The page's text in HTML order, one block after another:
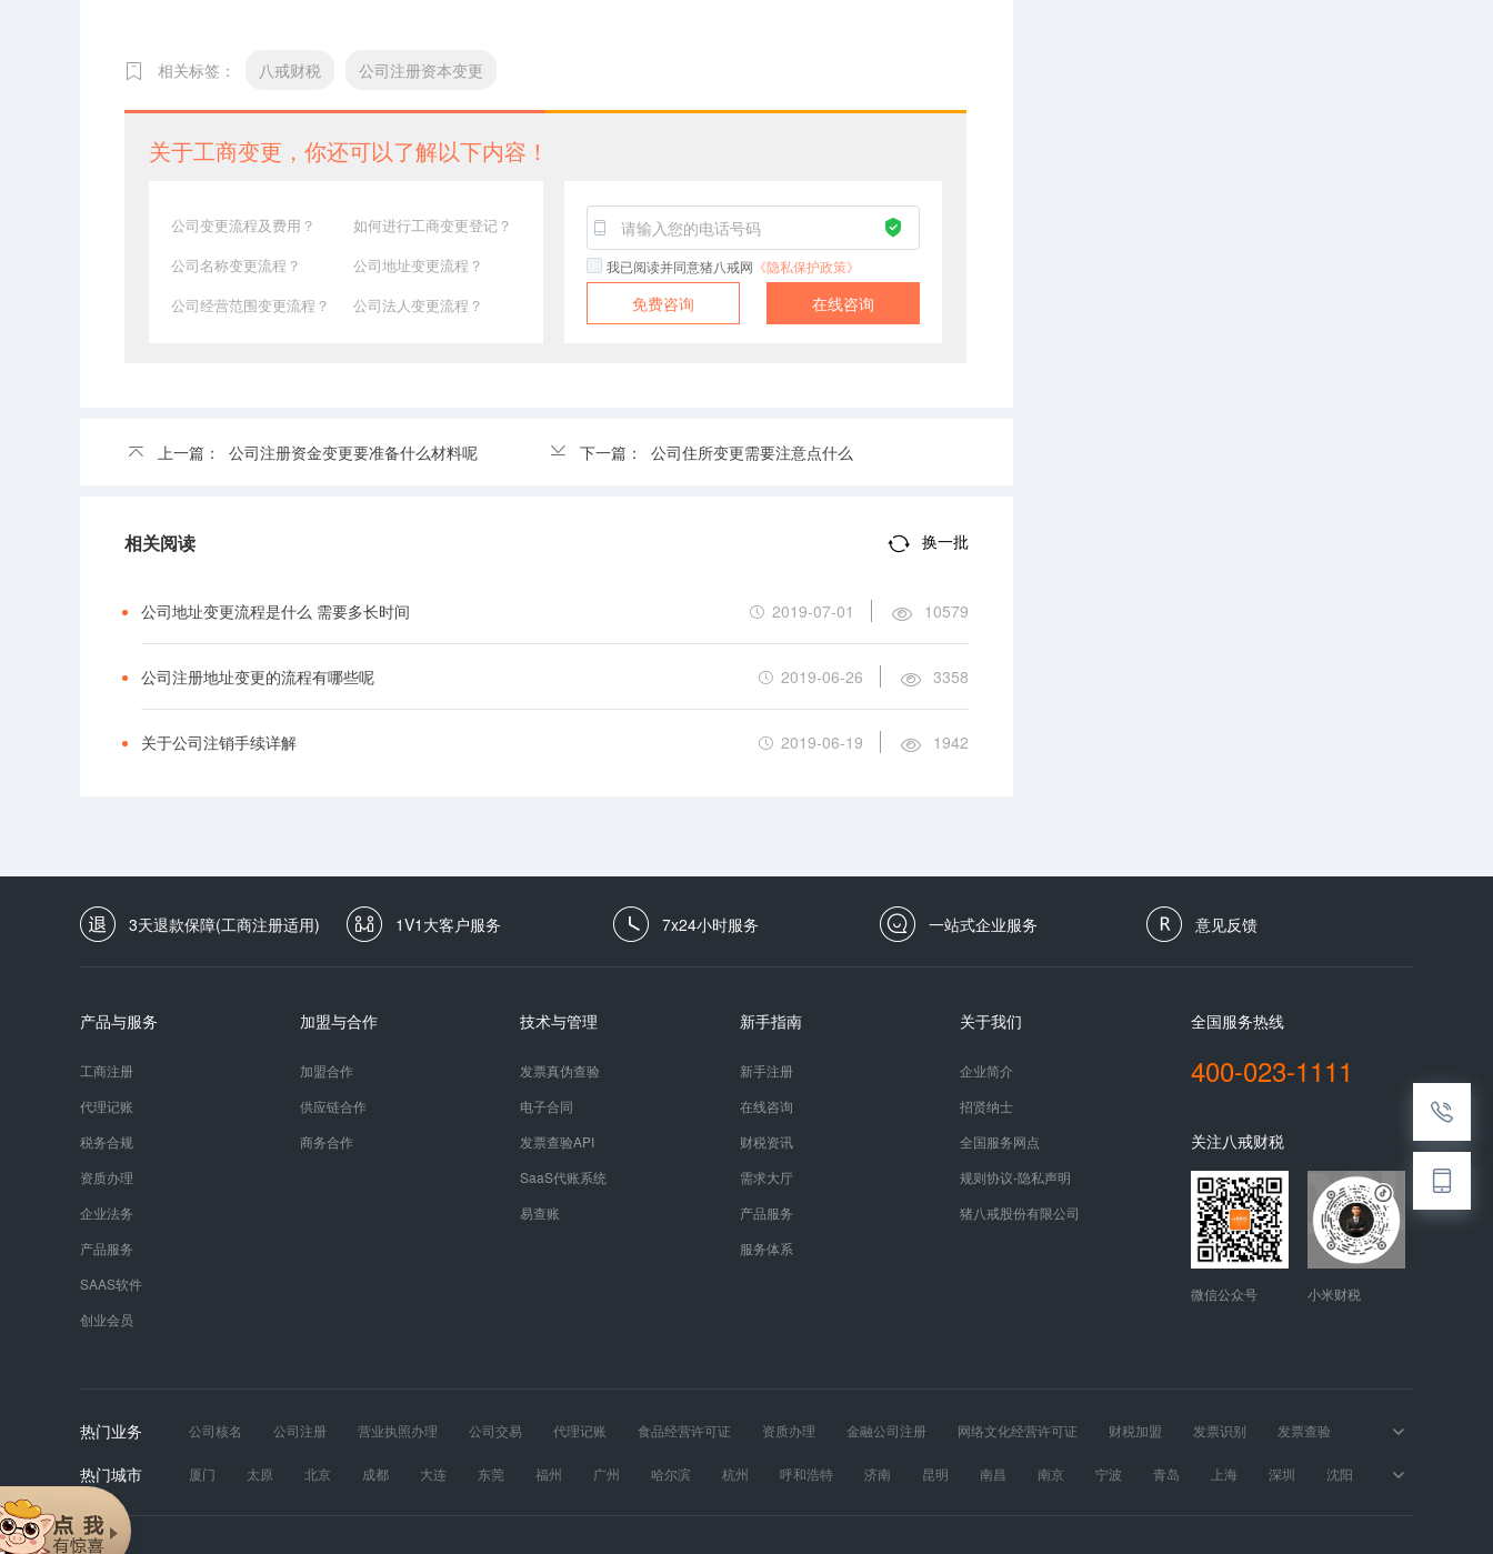
相关标签： 八戒财税 公司注册资本变更
关于工商变更，你还可以了解以下内容！
公司变更流程及费用？
如何进行工商变更登记？
公司名称变更流程？
公司地址变更流程？
公司经营范围变更流程？
公司法人变更流程？
我已阅读并同意猪八戒网 《隐私保护政策》
免费咨询 在线咨询
上一篇： 公司注册资金变更要准备什么材料呢 下一篇： 公司住所变更需要注意点什么
相关阅读 换一批
公司地址变更流程是什么 需要多长时间 2019-07-01 10579
公司注册地址变更的流程有哪些呢 2019-06-26 3358
关于公司注销手续详解 2019-06-19 1942
3天退款保障(工商注册适用) 1V1大客户服务 7x24小时服务 一站式企业服务 意见反馈
产品与服务
工商注册
代理记账
税务合规
资质办理
企业法务
产品服务
SAAS软件
创业会员
加盟与合作
加盟合作
供应链合作
商务合作
技术与管理
发票真伪查验
电子合同
发票查验API
SaaS代账系统
易查账
新手指南
新手注册
在线咨询
财税资讯
需求大厅
产品服务
服务体系
关于我们
企业简介
招贤纳士
全国服务网点
规则协议-隐私声明
猪八戒股份有限公司
全国服务热线
400-023-1111
关注八戒财税
微信公众号 小米财税
热门业务 公司核名 公司注册 营业执照办理 公司交易 代理记账 食品经营许可证 资质办理 金融公司注册 网络文化经营许可证 财税加盟 发票识别
发票查验
发票真伪
财税服务 工商年报 道路运输经营许可证 股权设计 医疗器械经营许可证
热门城市 厦门 太原 北京 成都 大连 东莞 福州 广州 哈尔滨 杭州 呼和浩特 济南 昆明 南昌 南京 宁波 青岛 上海 深圳
沈阳